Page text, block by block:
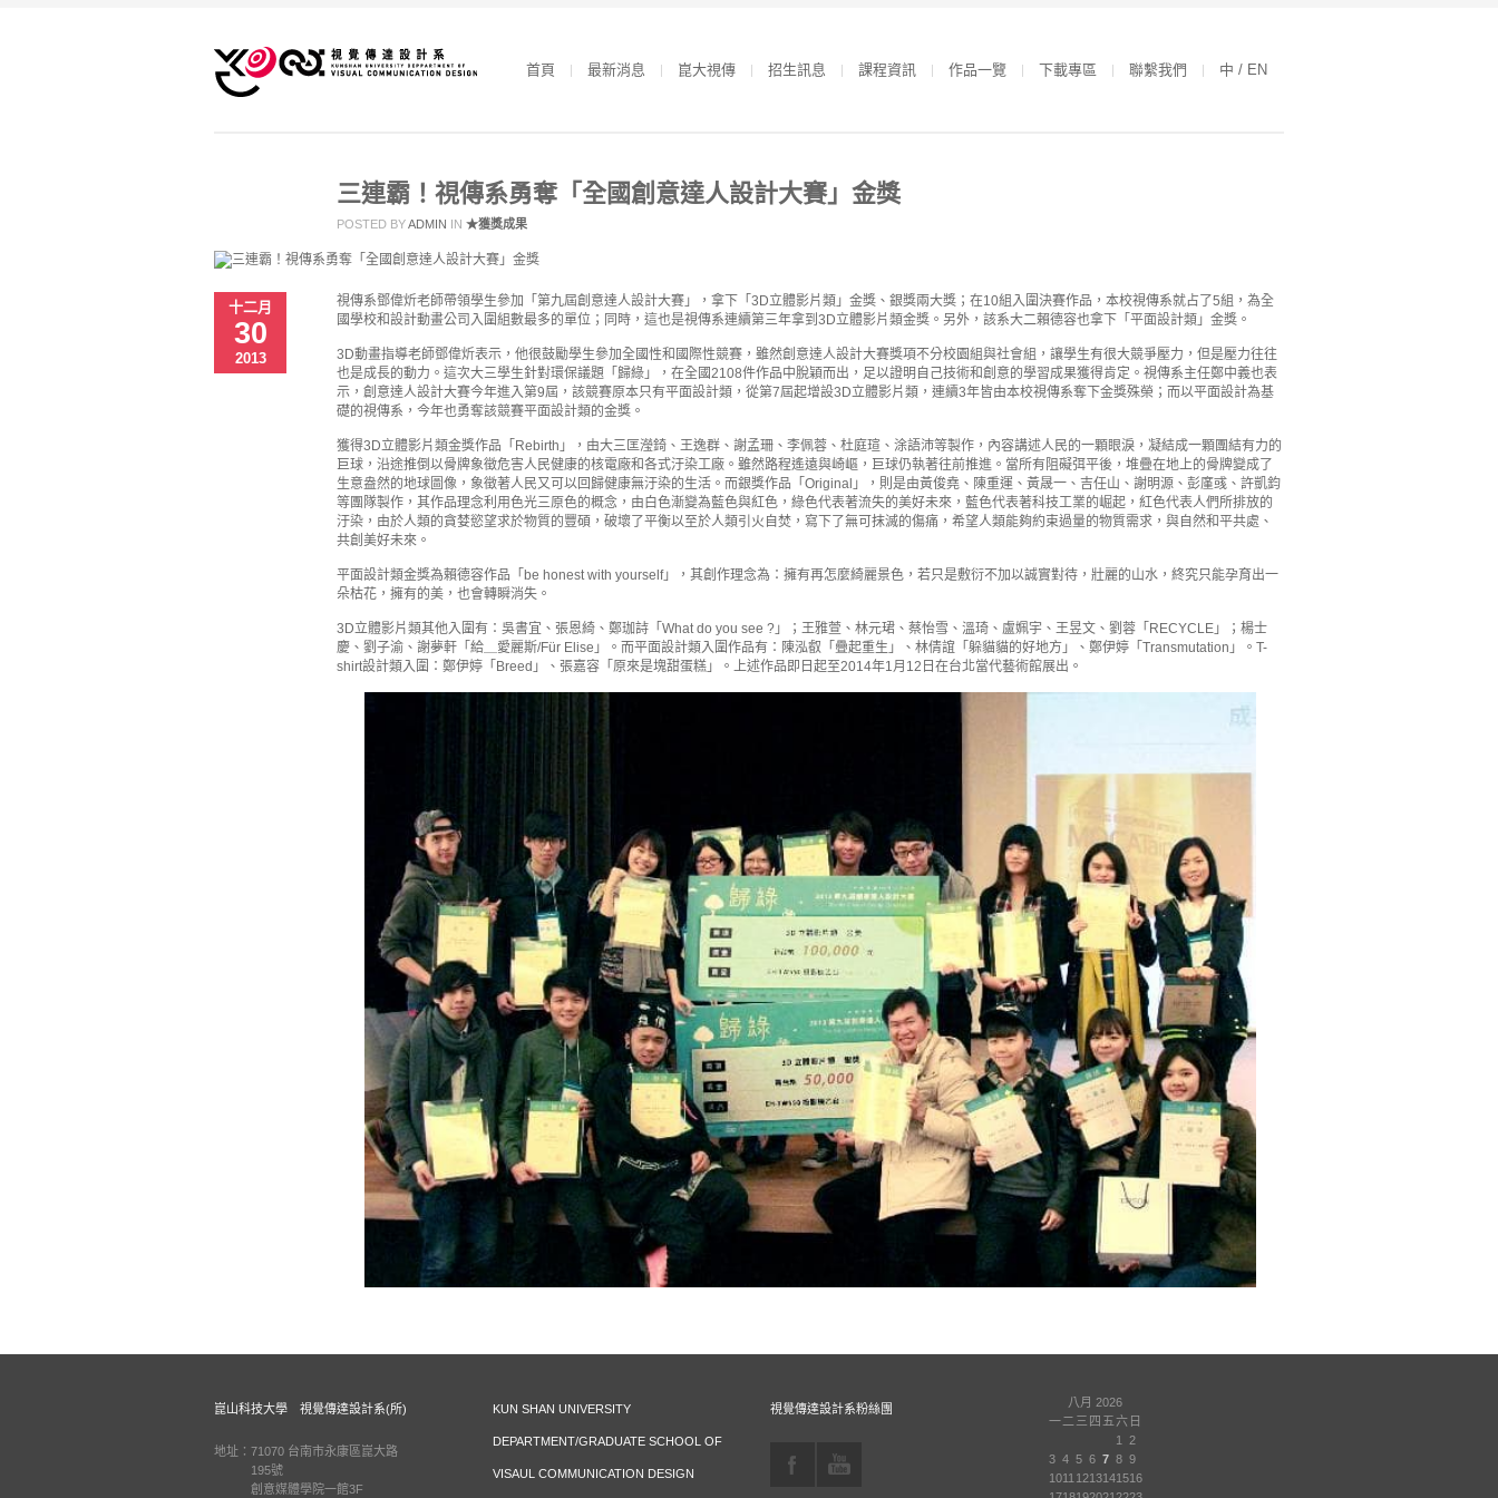
首頁 最新消息 崑大視傳 招生訊息 課程資訊 作品一覽 下載專區 聯繫我們 中 / EN
三連霸！視傳系勇奪「全國創意達人設計大賽」金獎
POSTED BYADMIN IN ★獲獎成果
十二月
30
2013
視傳系鄧偉炘老師帶領學生參加「第九屆創意達人設計大賽」，拿下「3D立體影片類」金獎、銀獎兩大獎；在10組入圍決賽作品，本校視傳系就占了5組，為全
國學校和設計動畫公司入圍組數最多的單位；同時，這也是視傳系連續第三年拿到3D立體影片類金獎。另外，該系大二賴德容也拿下「平面設計類」金獎。
3D動畫指導老師鄧偉炘表示，他很鼓勵學生參加全國性和國際性競賽，雖然創意達人設計大賽獎項不分校園組與社會組，讓學生有很大競爭壓力，但是壓力往往
也是成長的動力。這次大三學生針對環保議題「歸綠」，在全國2108件作品中脫穎而出，足以證明自己技術和創意的學習成果獲得肯定。視傳系主任鄭中義也表
示，創意達人設計大賽今年進入第9屆，該競賽原本只有平面設計類，從第7屆起增設3D立體影片類，連續3年皆由本校視傳系奪下金獎殊榮；而以平面設計為基
礎的視傳系，今年也勇奪該競賽平面設計類的金獎。
獲得3D立體影片類金獎作品「Rebirth」，由大三匡瀅錡、王逸群、謝孟珊、李佩蓉、杜庭瑄、涂語沛等製作，內容講述人民的一顆眼淚，凝結成一顆團結有力的
巨球，沿途推倒以骨牌象徵危害人民健康的核電廠和各式汙染工廠。雖然路程遙遠與崎嶇，巨球仍執著往前推進。當所有阻礙弭平後，堆疊在地上的骨牌變成了
生意盎然的地球圖像，象徵著人民又可以回歸健康無汙染的生活。而銀獎作品「Original」，則是由黃俊堯、陳重運、黃晟一、吉任山、謝明源、彭廑彧、許凱鈞
等團隊製作，其作品理念利用色光三原色的概念，由白色漸變為藍色與紅色，綠色代表著流失的美好未來，藍色代表著科技工業的崛起，紅色代表人們所排放的
汙染，由於人類的貪婪慾望求於物質的豐碩，破壞了平衡以至於人類引火自焚，寫下了無可抹滅的傷痛，希望人類能夠約束過量的物質需求，與自然和平共處、
共創美好未來。
平面設計類金獎為賴德容作品「be honest with yourself」，其創作理念為：擁有再怎麼綺麗景色，若只是敷衍不加以誠實對待，壯麗的山水，終究只能孕育出一
朵枯花，擁有的美，也會轉瞬消失。
3D立體影片類其他入圍有：吳書宜、張恩綺、鄭珈詩「What do you see ?」；王雅萱、林元珺、蔡怡雪、溫琦、盧姵宇、王昱文、劉蓉「RECYCLE」；楊士
慶、劉子渝、謝夢軒「給＿愛麗斯/Für Elise」。而平面設計類入圍作品有：陳泓叡「疊起重生」、林倩誼「躲貓貓的好地方」、鄭伊婷「Transmutation」。T-
shirt設計類入圍：鄭伊婷「Breed」、張嘉容「原來是塊甜蛋糕」。上述作品即日起至2014年1月12日在台北當代藝術館展出。
崑山科技大學 視覺傳達設計系(所)
地址：71070 台南市永康區崑大路
195號
創意媒體學院一館3F
KUN SHAN UNIVERSITY
DEPARTMENT/GRADUATE SCHOOL OF
VISAUL COMMUNICATION DESIGN
視覺傳達設計系粉絲團
八月 2026
一二 三 四 五六 日
1
2
3 4 5 6 7 8 9
1011 1213141516